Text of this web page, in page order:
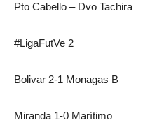
Pto Cabello – Dvo Tachira
#LigaFutVe 2
Bolivar 2-1 Monagas B
Miranda 1-0 Marítimo